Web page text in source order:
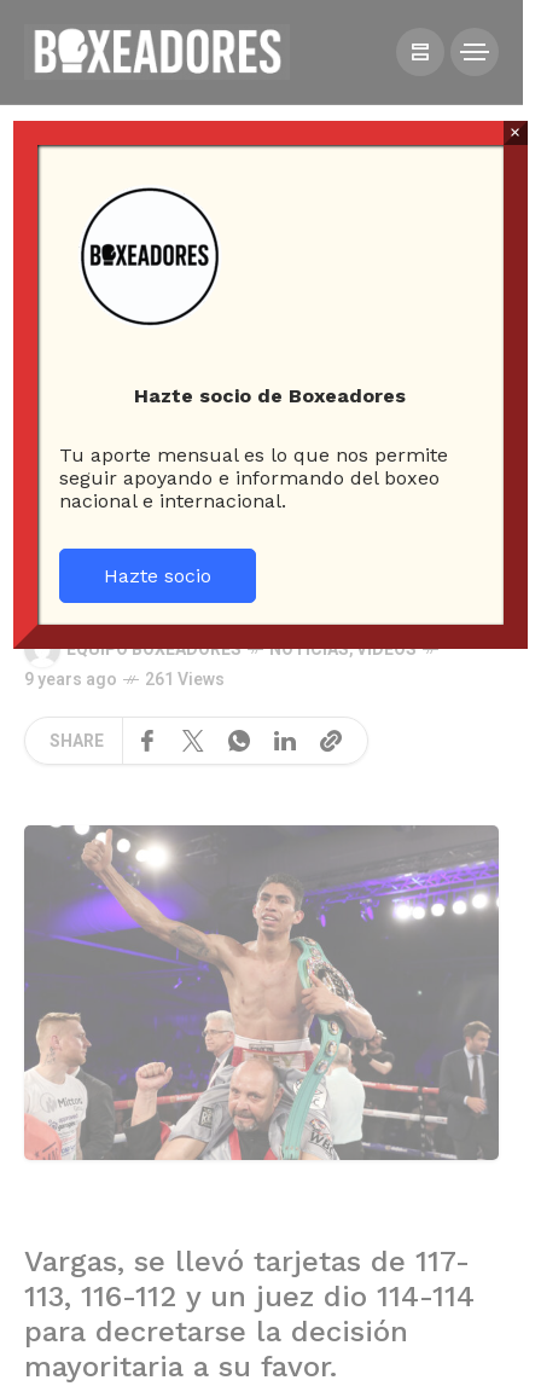
VIDEOS
Rey Vargas se corona
campeón súpergallo en
Inglaterra
EQUIPO BOXEADORES NOTICIAS,VIDEOS
9 years ago
261 Views
SHARE
Vargas, se llevó tarjetas de 117-
113, 116-112 y un juez dio 114-114
para decretarse la decisión
mayoritaria a su favor.
Hazte socio de Boxeadores
Tu aporte mensual es lo que nos permite
seguir apoyando e informando del boxeo
nacional e internacional.
Hazte socio
×